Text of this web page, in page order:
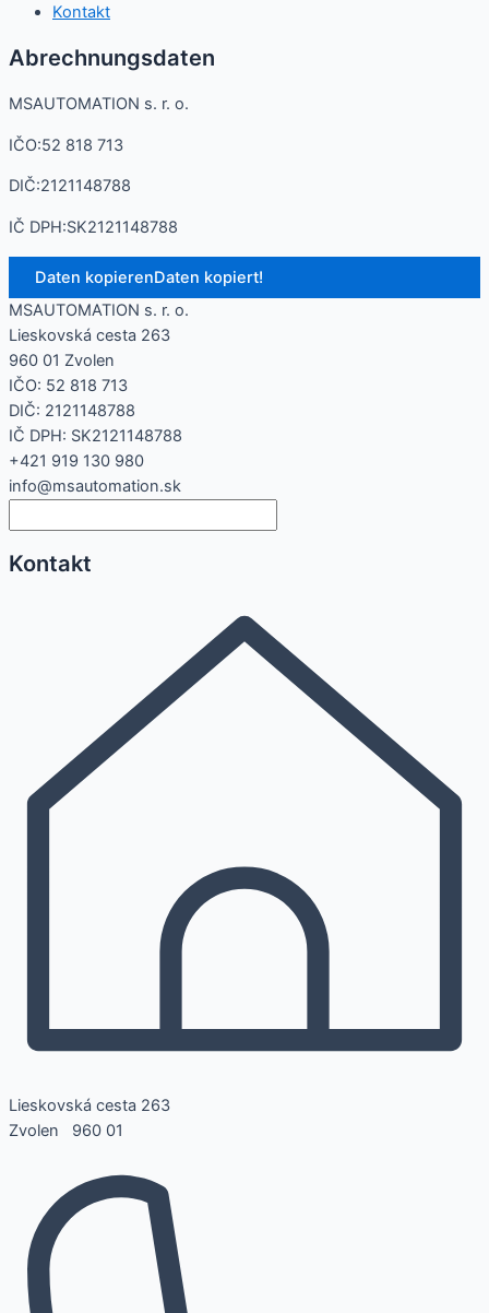
Kontakt
Abrechnungsdaten
MSAUTOMATION s. r. o.
IČO:52 818 713
DIČ:2121148788
IČ DPH:SK2121148788
Daten kopierenDaten kopiert!
MSAUTOMATION s. r. o.
Lieskovská cesta 263
960 01 Zvolen
IČO: 52 818 713
DIČ: 2121148788
IČ DPH: SK2121148788
+421 919 130 980
info@msautomation.sk
Kontakt
Lieskovská cesta 263
Zvolen 960 01